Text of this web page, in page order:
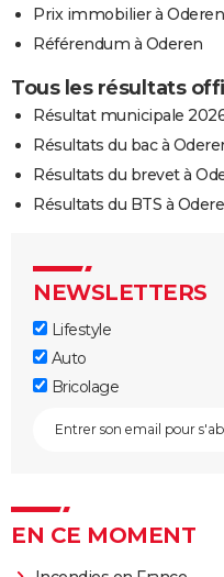
Prix immobilier à Oderen
Référendum à Oderen
Tous les résultats
Résultat municipale
Résultats du bac à
Résultats du brevet à
Résultats du BTS à
NEWSLETTERS
Lifestyle
Auto
Bricolage
EN CE MOMENT